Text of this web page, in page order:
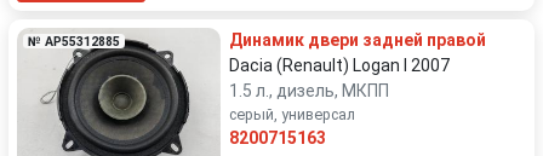
№ AP55312885
Динамик двери задней правой
Dacia (Renault) Logan I 2007
1.5 л., дизель, МКПП
серый, универсал
8200715163